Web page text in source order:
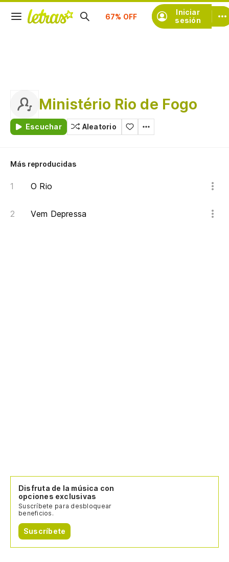
Iniciar
sesión
Suscríbete
Ministério Rio de Fogo
Escuchar Aleatorio
Más reproducidas
O Rio
Vem Depressa
Disfruta de la música con
opciones exclusivas
Suscríbete para desbloquear
beneficios.
Suscríbete